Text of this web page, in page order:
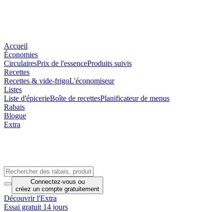
Accueil
Économies
CirculairesPrix de l'essenceProduits suivis
Recettes
Recettes & vide-frigoL'économiseur
Listes
Liste d'épicerieBoîte de recettesPlanificateur de menus
Rabais
Blogue
Extra
Connectez-vous ou
créez un compte gratuitement
Découvrir l'Extra
Essai gratuit 14 jours